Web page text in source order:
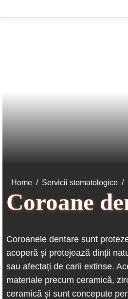
You are here:
Home Servicii stomatologice
Coroane
Coroanele dentare sunt
acoperă și protejează dinții
sau afectați de carii extinse.
materiale precum ceramică,
ceramică și sunt concepute